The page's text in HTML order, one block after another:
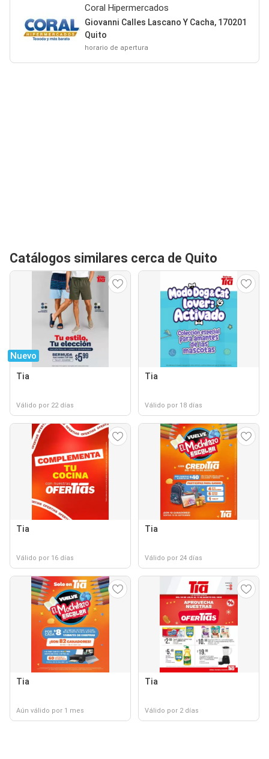
Coral Hipermercados
Giovanni Calles Lascano Y Cacha, 170201
Quito
horario de apertura
Catálogos similares cerca de Quito
Nuevo
Tia
Válido por 22 días
Tia
Válido por 18 días
Tia
Válido por 16 días
Tia
Válido por 24 días
Tia
Aún válido por 1 mes
Tia
Válido por 2 días